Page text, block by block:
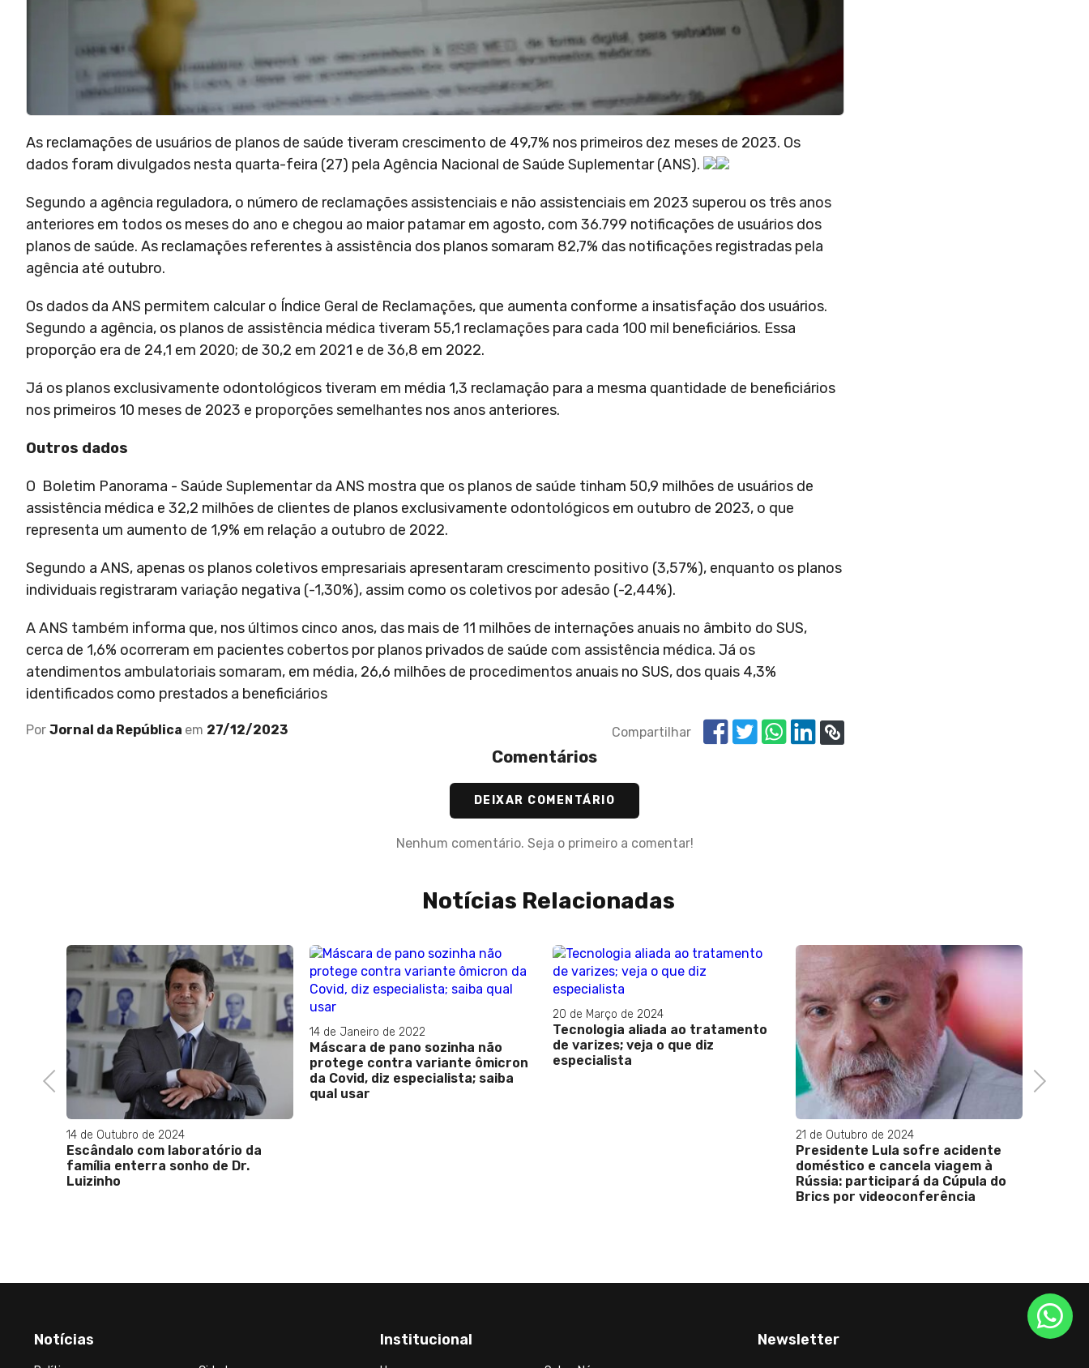
As reclamações de usuários de planos de saúde tiveram crescimento de 49,7% nos primeiros dez meses de 2023. Os
dados foram divulgados nesta quarta-feira (27) pela Agência Nacional de Saúde Suplementar (ANS).
Segundo a agência reguladora, o número de reclamações assistenciais e não assistenciais em 2023 superou os três anos
anteriores em todos os meses do ano e chegou ao maior patamar em agosto, com 36.799 notificações de usuários dos
planos de saúde. As reclamações referentes à assistência dos planos somaram 82,7% das notificações registradas pela
agência até outubro.
Os dados da ANS permitem calcular o Índice Geral de Reclamações, que aumenta conforme a insatisfação dos usuários.
Segundo a agência, os planos de assistência médica tiveram 55,1 reclamações para cada 100 mil beneficiários. Essa
proporção era de 24,1 em 2020; de 30,2 em 2021 e de 36,8 em 2022.
Já os planos exclusivamente odontológicos tiveram em média 1,3 reclamação para a mesma quantidade de beneficiários
nos primeiros 10 meses de 2023 e proporções semelhantes nos anos anteriores.
Outros dados
O Boletim Panorama - Saúde Suplementar da ANS mostra que os planos de saúde tinham 50,9 milhões de usuários de
assistência médica e 32,2 milhões de clientes de planos exclusivamente odontológicos em outubro de 2023, o que
representa um aumento de 1,9% em relação a outubro de 2022.
Segundo a ANS, apenas os planos coletivos empresariais apresentaram crescimento positivo (3,57%), enquanto os planos
individuais registraram variação negativa (-1,30%), assim como os coletivos por adesão (-2,44%).
A ANS também informa que, nos últimos cinco anos, das mais de 11 milhões de internações anuais no âmbito do SUS,
cerca de 1,6% ocorreram em pacientes cobertos por planos privados de saúde com assistência médica. Já os
atendimentos ambulatoriais somaram, em média, 26,6 milhões de procedimentos anuais no SUS, dos quais 4,3%
identificados como prestados a beneficiários
Por Jornal da República em 27/12/2023 Compartilhar
Comentários
DEIXAR COMENTÁRIO
Nenhum comentário. Seja o primeiro a comentar!
Notícias Relacionadas
Previous
14 de Outubro de 2024
Escândalo com laboratório da
família enterra sonho de Dr.
Luizinho
14 de Janeiro de 2022
Máscara de pano sozinha não
protege contra variante ômicron
da Covid, diz especialista; saiba
qual usar
20 de Março de 2024
Tecnologia aliada ao tratamento
de varizes; veja o que diz
especialista
21 de Outubro de 2024
Presidente Lula sofre acidente
doméstico e cancela viagem à
Rússia: participará da Cúpula do
Brics por videoconferência
Next
Notícias Institucional Newsletter